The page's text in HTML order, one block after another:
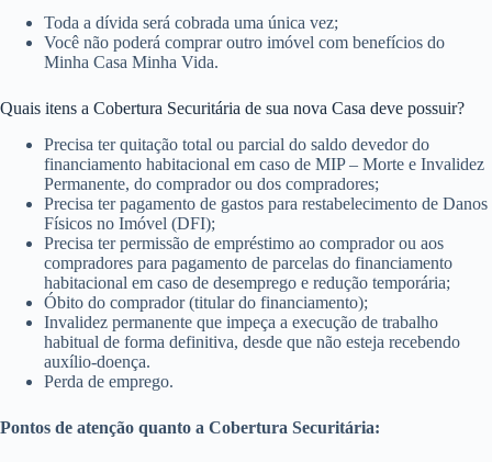
Toda a dívida será cobrada uma única vez;
Você não poderá comprar outro imóvel com benefícios do
Minha Casa Minha Vida.
Quais itens a Cobertura Securitária de sua nova Casa deve possuir?
Precisa ter quitação total ou parcial do saldo devedor do
financiamento habitacional em caso de MIP – Morte e Invalidez
Permanente, do comprador ou dos compradores;
Precisa ter pagamento de gastos para restabelecimento de Danos
Físicos no Imóvel (DFI);
Precisa ter permissão de empréstimo ao comprador ou aos
compradores para pagamento de parcelas do financiamento
habitacional em caso de desemprego e redução temporária;
Óbito do comprador (titular do financiamento);
Invalidez permanente que impeça a execução de trabalho
habitual de forma definitiva, desde que não esteja recebendo
auxílio-doença.
Perda de emprego.
Pontos de atenção quanto a Cobertura Securitária: